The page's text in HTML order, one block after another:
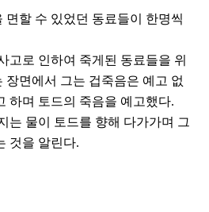
면할 수 있었던 동료들이 한명씩
고로 인하여 죽게된 동료들을 위
장면에서 그는 겁죽음은 예고 없
하며 토드의 죽음을 예고했다.
는 물이 토드를 향해 다가가며 그
것을 알린다.